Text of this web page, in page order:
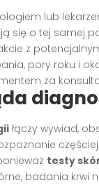
lub
się o tej samej
z
pory roku i
za
łączy wywiad,
testy
badania krwi